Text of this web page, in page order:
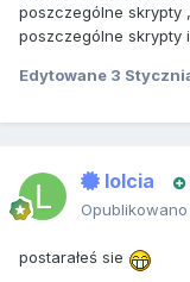
poszczególne skrypty
poszczególne skrypty
Edytowane 3
lolcia
Opublikowano
postarałeś sie